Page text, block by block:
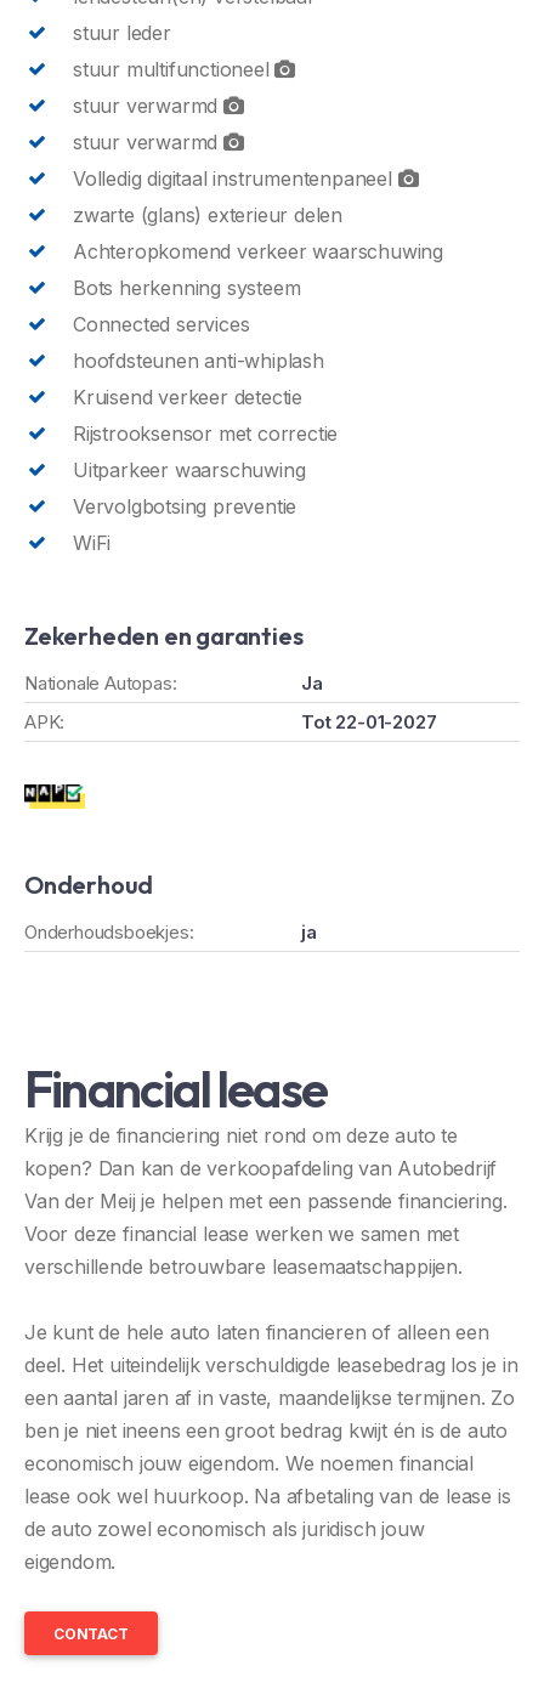
stuur leder
stuur multifunctioneel
stuur verwarmd
stuur verwarmd
Volledig digitaal instrumentenpaneel
zwarte (glans) exterieur delen
Achteropkomend verkeer waarschuwing
Bots herkenning systeem
Connected services
hoofdsteunen anti-whiplash
Kruisend verkeer detectie
Rijstrooksensor met correctie
Uitparkeer waarschuwing
Vervolgbotsing preventie
WiFi
Zekerheden en garanties
Nationale Autopas:
Ja
APK:
Tot 22-01-2027
Onderhoud
Onderhoudsboekjes: ja
Financial lease
Krijg je de financiering niet rond om deze auto te
kopen? Dan kan de verkoopafdeling van Autobedrijf
Van der Meij je helpen met een passende financiering.
Voor deze financial lease werken we samen met
verschillende betrouwbare leasemaatschappijen.
Je kunt de hele auto laten financieren of alleen een
deel. Het uiteindelijk verschuldigde leasebedrag los je in
een aantal jaren af in vaste, maandelijkse termijnen. Zo
ben je niet ineens een groot bedrag kwijt én is de auto
economisch jouw eigendom. We noemen financial
lease ook wel huurkoop. Na afbetaling van de lease is
de auto zowel economisch als juridisch jouw
eigendom.
CONTACT